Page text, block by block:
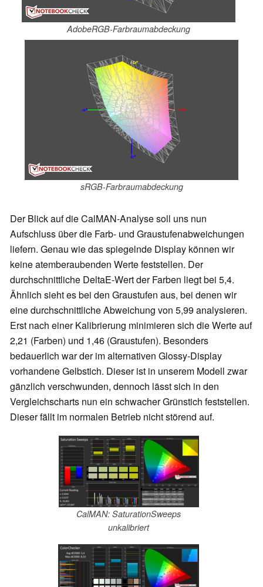
AdobeRGB-Farbraumabdeckung
sRGB-Farbraumabdeckung
Der Blick auf die CalMAN-Analyse soll uns nun
Aufschluss über die Farb- und Graustufenabweichungen
liefern. Genau wie das spiegelnde Display können wir
keine atemberaubenden Werte feststellen. Der
durchschnittliche DeltaE-Wert der Farben liegt bei 5,4.
Ähnlich sieht es bei den Graustufen aus, bei denen wir
eine durchschnittliche Abweichung von 5,99 analysieren.
Erst nach einer Kalibrierung minimieren sich die Werte auf
2,21 (Farben) und 1,46 (Graustufen). Besonders
bedauerlich war der im alternativen Glossy-Display
vorhandene Gelbstich. Dieser ist in unserem Modell zwar
gänzlich verschwunden, dennoch lässt sich in den
Vergleichscharts nun ein schwacher Grünstich feststellen.
Dieser fällt im normalen Betrieb nicht störend auf.
CalMAN: SaturationSweeps
unkalibriert